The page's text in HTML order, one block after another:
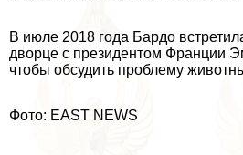
В июле 2018 года Бардо
дворце с президентом Франции
чтобы обсудить проблему
Фото: EAST NEWS